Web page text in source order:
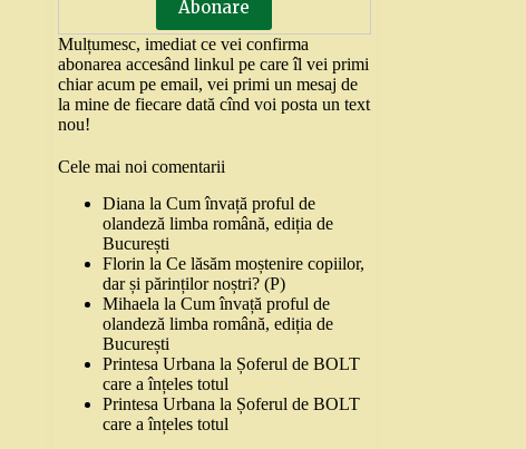
Mulțumesc, imediat ce vei confirma
abonarea accesând linkul pe care îl vei primi
chiar acum pe email, vei primi un mesaj de
la mine de fiecare dată cînd voi posta un text
nou!
Cele mai noi comentarii
Diana laCum învață proful de
olandeză limba română, ediția de
București
Florin laCe lăsăm moștenire copiilor,
dar și părinților noștri? (P)
Mihaela laCum învață proful de
olandeză limba română, ediția de
București
Printesa Urbana la Șoferul de BOLT
care a înțeles totul
Printesa Urbana la Șoferul de BOLT
care a înțeles totul